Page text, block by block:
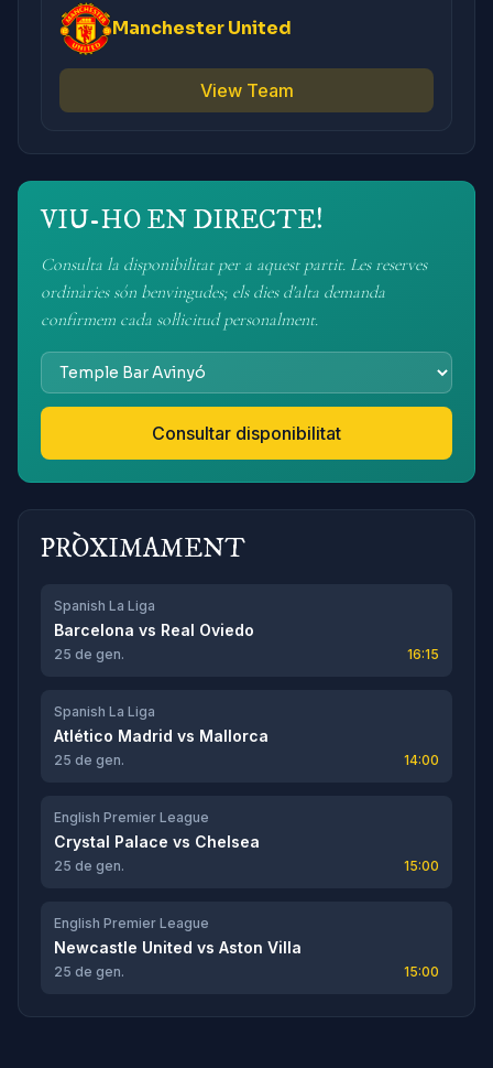
Manchester United
View Team
VIU-HO EN DIRECTE!
Consulta la disponibilitat per a aquest partit. Les reserves
ordinàries són benvingudes; els dies d'alta demanda
confirmem cada sol·licitud personalment.
Consultar disponibilitat
PRÒXIMAMENT
Spanish La Liga
Barcelona vs Real Oviedo
25 de gen. 16:15
Spanish La Liga
Atlético Madrid vs Mallorca
25 de gen. 14:00
English Premier League
Crystal Palace vs Chelsea
25 de gen. 15:00
English Premier League
Newcastle United vs Aston Villa
25 de gen. 15:00